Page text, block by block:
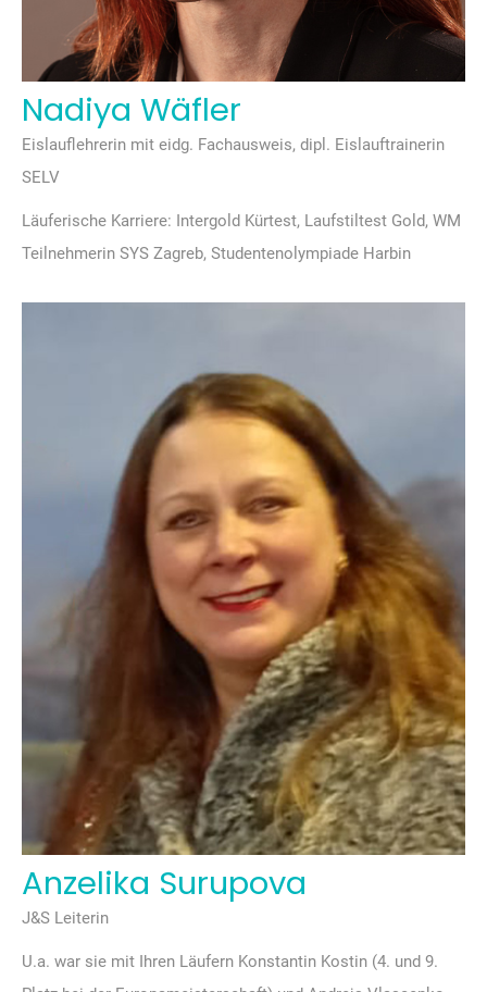
Nadiya Wäfler
Eislauflehrerin mit eidg. Fachausweis, dipl. Eislauftrainerin
SELV
Läuferische Karriere: Intergold Kürtest, Laufstiltest Gold, WM
Teilnehmerin SYS Zagreb, Studentenolympiade Harbin
Anzelika Surupova
J&S Leiterin
U.a. war sie mit Ihren Läufern Konstantin Kostin (4. und 9.